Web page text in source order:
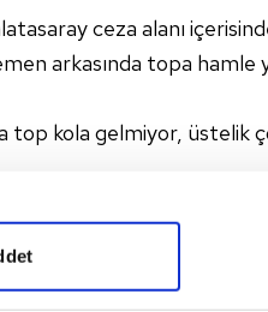
ceza alanı
arkasında topa hamle
top kola gelmiyor, üstelik
diyemeyeceğimiz bir
bir penaltı kararı
Belki de turun kaderini